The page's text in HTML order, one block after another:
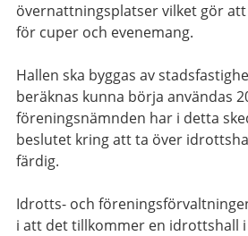
övernattningsplatser vilket gör
för cuper och evenemang.
Hallen ska byggas av
beräknas kunna börja användas
föreningsnämnden har i detta
beslutet kring att ta över
färdig.
Idrotts- och
i att det tillkommer en idrottshall